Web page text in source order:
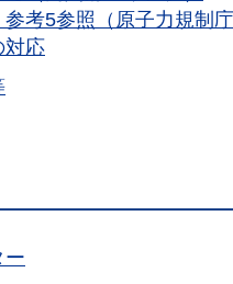
考5参照（原子力規制庁
対応
ー